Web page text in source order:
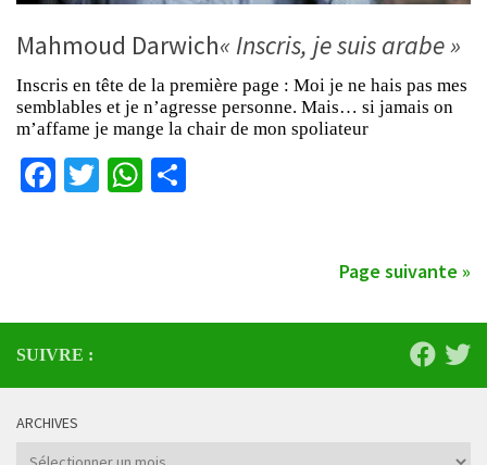
Mahmoud Darwich« Inscris, je suis arabe »
Inscris en tête de la première page : Moi je ne hais pas mes
semblables et je n’agresse personne. Mais… si jamais on
m’affame je mange la chair de mon spoliateur
Facebook
TwitterWhatsApp
Page suivante »
SUIVRE :
ARCHIVES
Archives